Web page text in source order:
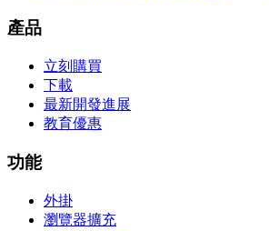
產品
立刻購買
下載
最新開發進展
教育優惠
功能
外掛
瀏覽器擴充